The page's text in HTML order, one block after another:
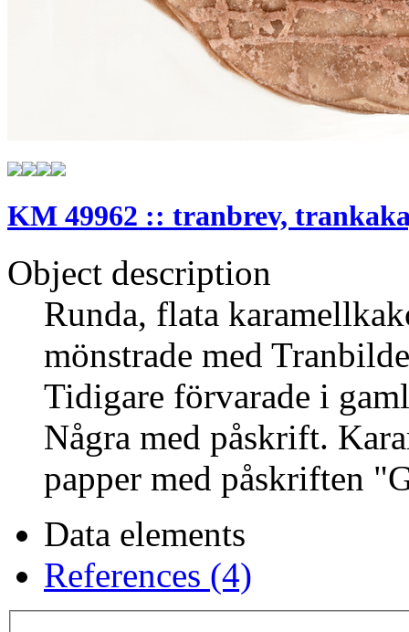
KM 49962 :: tranbrev,
Object description
Runda, flata
mönstrade med
Tidigare förvarade i
Några med påskrift.
papper med påskriften
Data elements
References (4)